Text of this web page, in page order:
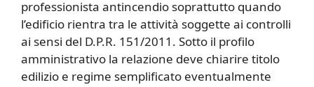
professionista antincendio soprattutto quando
l’edificio rientra tra le attività soggette ai controlli
ai sensi del D.P.R. 151/2011. Sotto il profilo
amministrativo la relazione deve chiarire titolo
edilizio e regime semplificato eventualmente